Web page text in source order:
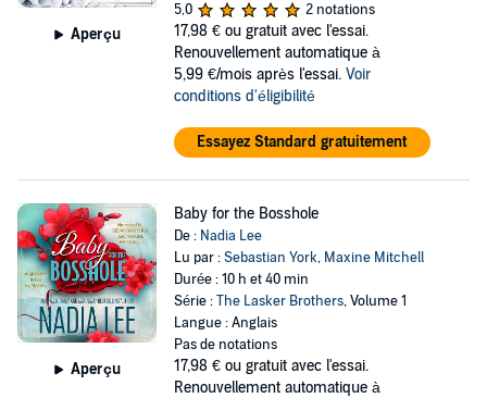
Aperçu
5,0
2 notations
17,98 € ou gratuit avec l'essai.
Renouvellement automatique à
5,99 €/mois après l'essai. Voir
conditions d'éligibilité
Essayez Standard gratuitement
Aperçu
Baby for the Bosshole
De : Nadia Lee
Lu par :Sebastian York, Maxine Mitchell
Durée : 10 h et 40 min
Série :The Lasker Brothers, Volume 1
Langue : Anglais
Pas de notations
17,98 € ou gratuit avec l'essai.
Renouvellement automatique à